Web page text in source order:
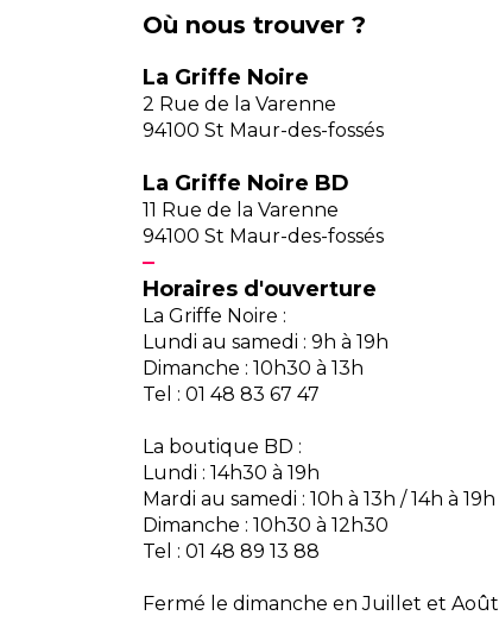
Où nous trouver ?
La Griffe Noire
2 Rue de la Varenne
94100 St Maur-des-fossés
La Griffe Noire BD
11 Rue de la Varenne
94100 St Maur-des-fossés
Horaires d'ouverture
La Griffe Noire :
Lundi au samedi : 9h à 19h
Dimanche : 10h30 à 13h
Tel : 01 48 83 67 47
La boutique BD :
Lundi : 14h30 à 19h
Mardi au samedi : 10h à 13h / 14h à 19h
Dimanche : 10h30 à 12h30
Tel : 01 48 89 13 88
Fermé le dimanche en Juillet et Août